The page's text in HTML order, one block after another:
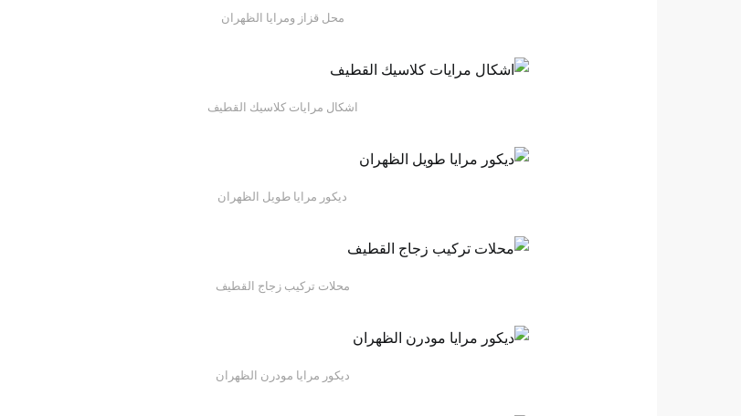
محل قزاز ومرايا الظهران
اشكال مرايات كلاسيك القطيف
ديكور مرايا طويل الظهران
محلات تركيب زجاج القطيف
ديكور مرايا مودرن الظهران